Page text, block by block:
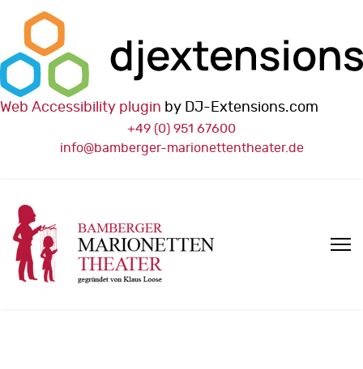
Web Accessibility plugin by DJ-Extensions.com
+49 (0) 951 67600
info@bamberger-marionettentheater.de